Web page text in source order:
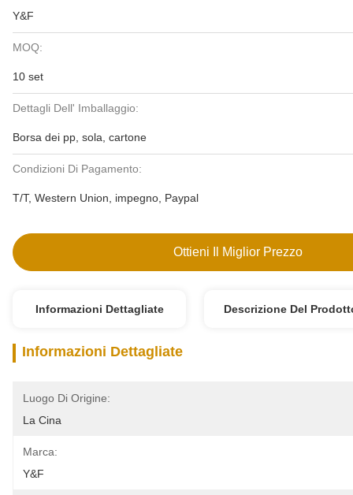
Y&F
MOQ:
10 set
Dettagli Dell' Imballaggio:
Borsa dei pp, sola, cartone
Condizioni Di Pagamento:
T/T, Western Union, impegno, Paypal
Ottieni Il Miglior Prezzo
Informazioni Dettagliate Descrizione Del
Informazioni Dettagliate
Luogo Di Origine:
La Cina
Marca:
Y&F